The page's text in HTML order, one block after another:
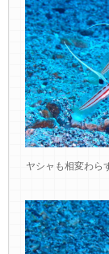
ヤシャも相変わら